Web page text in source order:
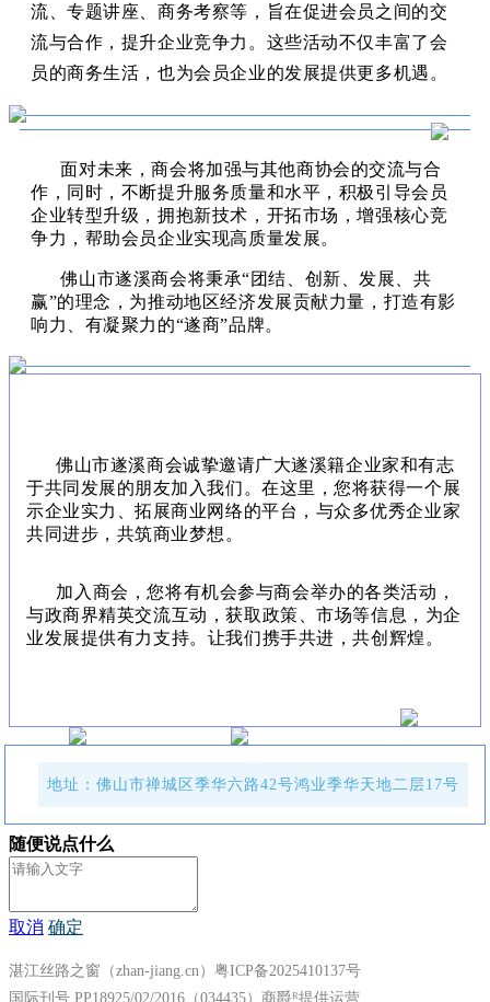
流、专题讲座、商务考察等，旨在促进会员之间的交
流与合作，提升企业竞争力。这些活动不仅丰富了会
员的商务生活，也为会员企业的发展提供更多机遇。
面对未来，商会将加强与其他商协会的交流与合
作，同时， 不断提升服务质量和水平， 积极引导会员
企业转型升级，拥抱新技术，开拓市场，增强核心竞
争力， 帮助会员企业实现高质量发展。
佛山市遂溪商会将秉承“团结、创新、发展、共
赢”的理念，为推动地区经济发展贡献力量， 打造有影
响力
、有凝聚力的“遂商”品牌。
佛山市遂溪商会诚挚邀请广大遂溪籍企业家和有志
于共同发展的朋友加入我们。在这里，您将获得一个展
示企业实力、拓展商业网络的平台，与众多优秀企业家
共同进步，共筑商业梦想。
加入商会，您将有机会参与商会举办的各类活动，
与政商界精英交流互动，获取政策、市场等信息，为企
业发展提供有力支持。让我们携手共进，共创辉煌。
地址：佛山市禅城区季华六路42号鸿业季华天地二层17号
随便说点什么
取消 确定
湛江丝路之窗（zhan-jiang.cn）粤ICP备2025410137号
国际刊号 PP18925/02/2016（034435） 商爵ᴿ提供运营